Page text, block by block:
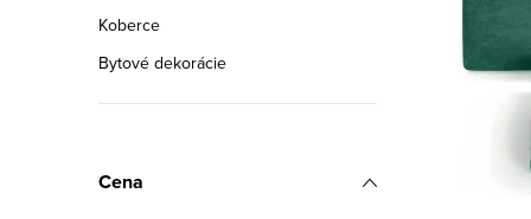
Koberce
Bytové dekorácie
Cena